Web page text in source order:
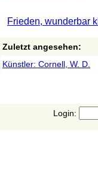
Frieden, wunderbar
Zuletzt angesehen:
Künstler: Cornell, W. D.
Login: